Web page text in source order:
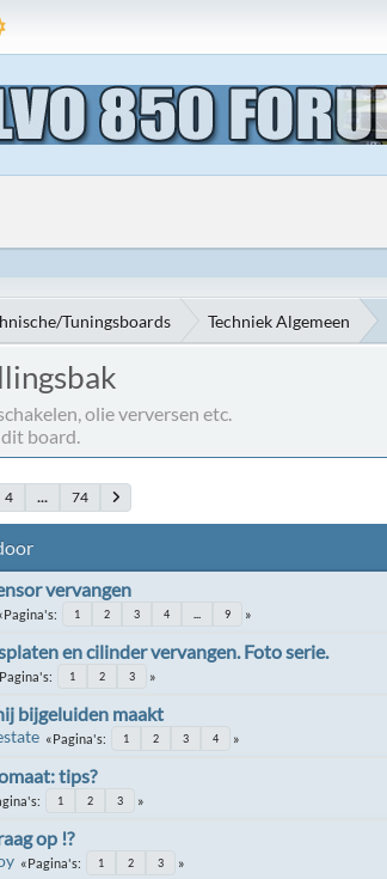
Tuningsboards Techniek Algemeen
olie verversen etc.
board.
4 ... 74
vervangen
Pagina's 1 2 3 4 9
en cilinder vervangen. Foto serie.
Pagina's 1 2 3
bijgeluiden maakt
Pagina's 1 2 3 4
tips?
1 2 3
op !?
Pagina's 1 2 3